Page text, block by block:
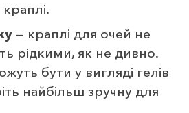
краплі.
— краплі для очей не
рідкими, як не дивно.
бути у вигляді гелів
найбільш зручну для